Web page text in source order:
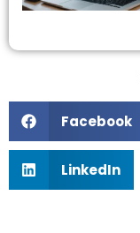
Facebook
LinkedIn